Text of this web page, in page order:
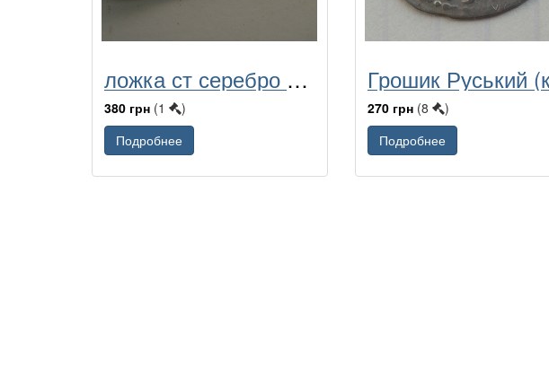
ложка ст серебро с клеймами
380 грн (1
)
Подробнее
270 грн (8
)
Подробнее